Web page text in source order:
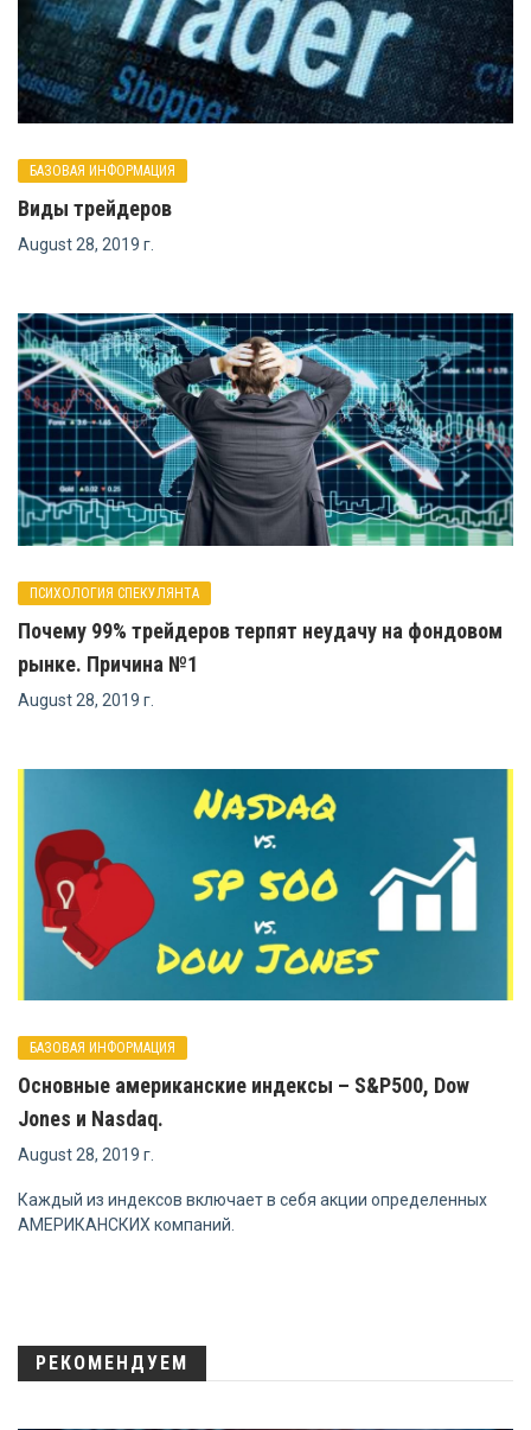
БАЗОВАЯ ИНФОРМАЦИЯ
Виды трейдеров
August 28, 2019 г.
ПСИХОЛОГИЯ СПЕКУЛЯНТА
Почему 99% трейдеров терпят неудачу на фондовом
рынке. Причина №1
August 28, 2019 г.
БАЗОВАЯ ИНФОРМАЦИЯ
Основные американские индексы – S&P500, Dow
Jones и Nasdaq.
August 28, 2019 г.
Каждый из индексов включает в себя акции определенных
АМЕРИКАНСКИХ компаний.
РЕКОМЕНДУЕМ